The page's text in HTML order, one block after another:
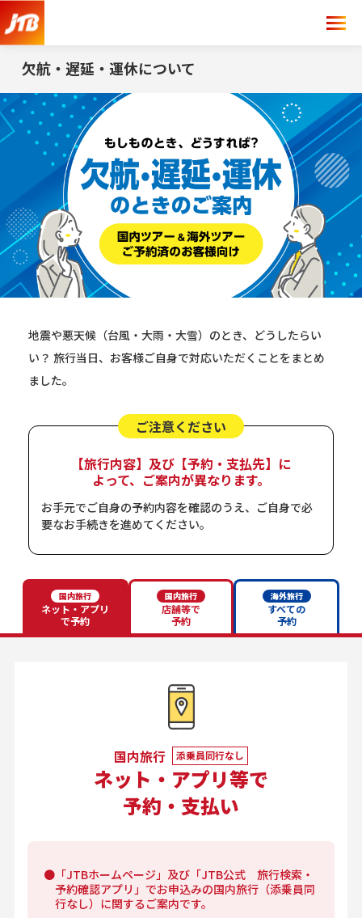
欠航・遅延・運休について
地震や悪天候（台風・大雨・大雪）のとき、どうしたらい
い？ 旅行当日、お客様ご自身で対応いただくことをまとめ
ました。
ご注意ください
【旅行内容】及び【予約・支払先】に
よって、ご案内が異なります。
お手元でご自身の予約内容を確認のうえ、ご自身で必
要なお手続きを進めてください。
国内旅行
ネット・アプリ
で予約
国内旅行
店舗等で
予約
海外旅行
すべての
予約
国内旅行 添乗員同行なし
ネット・アプリ等で
予約・支払い
●「JTBホームページ」及び「JTB公式 旅行検索・
予約確認アプリ」でお申込みの国内旅行（添乗員同
行なし）に関するご案内です。